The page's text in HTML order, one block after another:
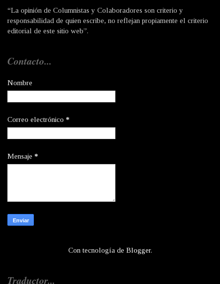
“La opinión de Columnistas y Colaboradores son criterio y
responsabilidad de quien escribe, no reflejan propiamente el criterio
editorial de este sitio web”.
Contacto...
Nombre
Correo electrónico *
Mensaje *
Con tecnología de Blogger.
Traductor...